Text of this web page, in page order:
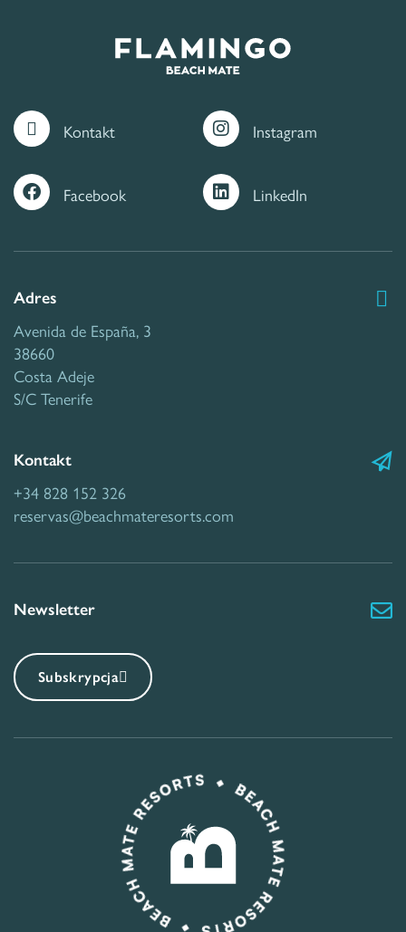
Kontakt Instagram
Facebook LinkedIn
Adres
Avenida de España, 3
38660
Costa Adeje
S/C Tenerife
Kontakt
+34 828 152 326
reservas@beachmateresorts.com
Newsletter
Subskrypcja